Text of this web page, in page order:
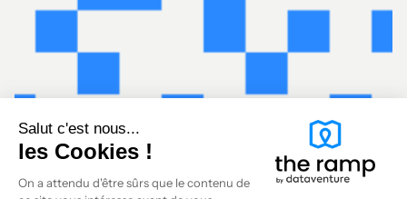
Salut c'est nous...
les Cookies !
On a attendu d'être sûrs que le contenu de